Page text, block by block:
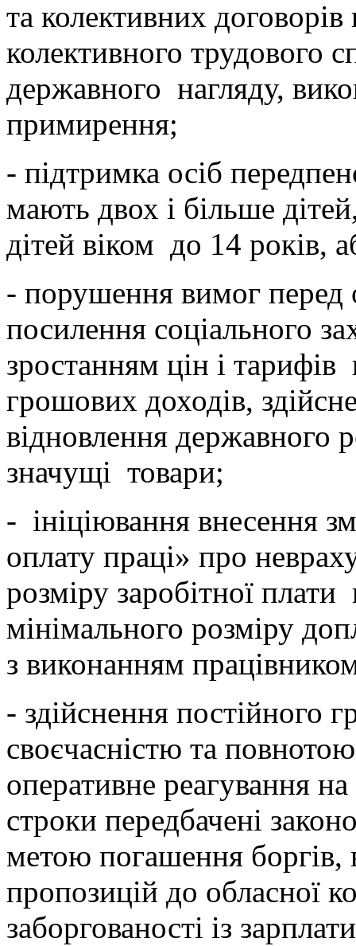
та колективних
колективного трудового
державного нагляду,
примирення;
- підтримка осіб
мають двох і більше
дітей віком до 14 років,
- порушення вимог перед
посилення соціального
зростанням цін і тарифів
грошових доходів,
відновлення державного
значущі товари;
- ініціювання внесення
оплату праці» про
розміру заробітної плати
мінімального розміру
з виконанням
- здійснення постійного
своєчасністю та
оперативне реагування
строки передбачені
метою погашення боргів,
пропозицій до обласної
заборгованості із зарплати